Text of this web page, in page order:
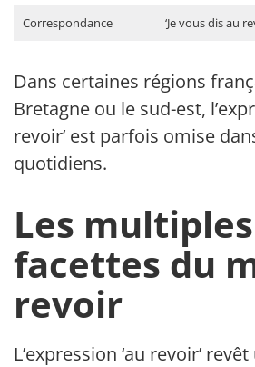
Correspondance ‘Je vous dis au
Dans certaines régions
Bretagne ou le sud-est,
revoir’ est parfois omise
quotidiens.
Les multiples
facettes du
revoir
L’expression ‘au revoir’